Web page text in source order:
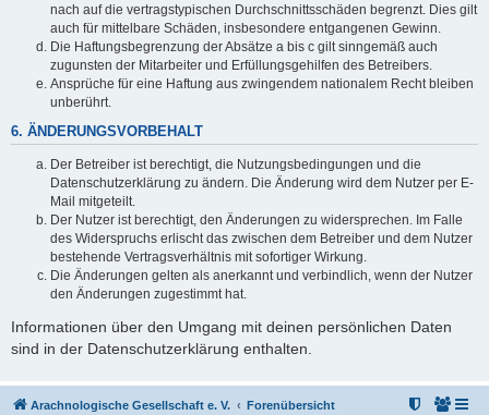
nach auf die vertragstypischen Durchschnittsschäden begrenzt. Dies gilt
auch für mittelbare Schäden, insbesondere entgangenen Gewinn.
Die Haftungsbegrenzung der Absätze a bis c gilt sinngemäß auch
zugunsten der Mitarbeiter und Erfüllungsgehilfen des Betreibers.
Ansprüche für eine Haftung aus zwingendem nationalem Recht bleiben
unberührt.
6. ÄNDERUNGSVORBEHALT
Der Betreiber ist berechtigt, die Nutzungsbedingungen und die
Datenschutzerklärung zu ändern. Die Änderung wird dem Nutzer per E-
Mail mitgeteilt.
Der Nutzer ist berechtigt, den Änderungen zu widersprechen. Im Falle
des Widerspruchs erlischt das zwischen dem Betreiber und dem Nutzer
bestehende Vertragsverhältnis mit sofortiger Wirkung.
Die Änderungen gelten als anerkannt und verbindlich, wenn der Nutzer
den Änderungen zugestimmt hat.
Informationen über den Umgang mit deinen persönlichen Daten
sind in der Datenschutzerklärung enthalten.
Arachnologische Gesellschaft e. V. Forenübersicht